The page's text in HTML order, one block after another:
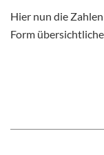
Hier nun die
Form